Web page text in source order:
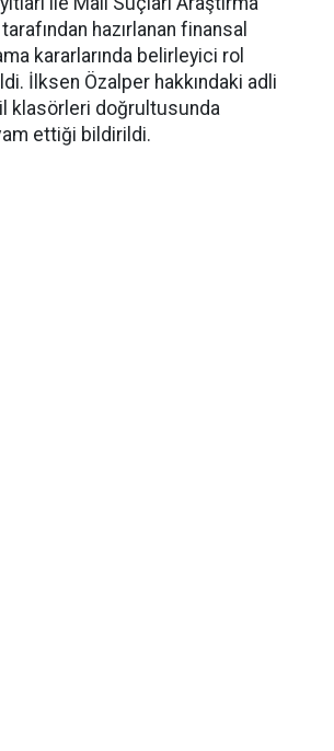
hazırlanan finansal
kararlarında belirleyici rol
İlksen Özalper hakkındaki adli
klasörleri doğrultusunda
ettiği bildirildi.